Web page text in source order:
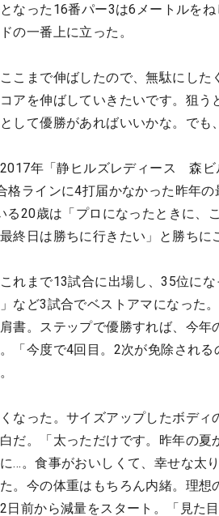
なった16番パー3は6メートルを
の一番上に立った。
こまで伸ばしたので、無駄にし
アを伸ばしていきたいです。狙
して優勝があればいいかな。でも
年「静ヒルズレディース 森ビ
格ラインに4打届かなかった昨年
る20歳は「プロになったときに、
終日は勝ちに行きたい」と勝ちに
れまで13試合に出場し、35位に
など3試合でベストアマになった
書。ステップで優勝すれば、今
「今度で4回目。2次が免除され
なった。サイズアップしたボディ
だ。「太っただけです。昨年の夏
…。食事がおいしくて、幸せな太
。今の体重はもちろん内緒。理
日前から減量をスタート。「見た